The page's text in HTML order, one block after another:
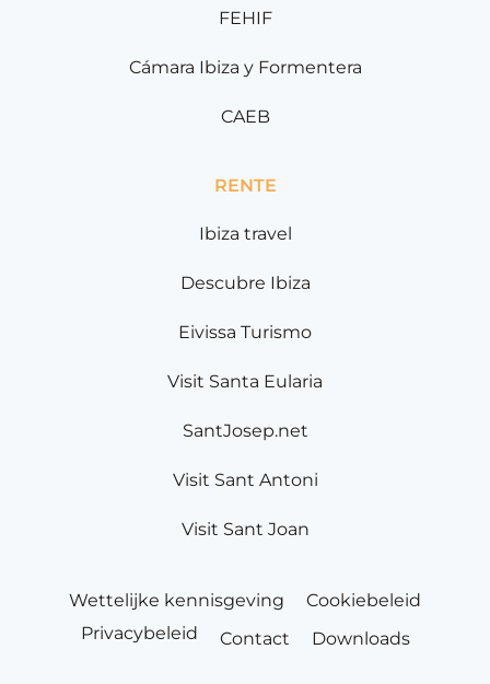
FEHIF
Cámara Ibiza y Formentera
CAEB
RENTE
Ibiza travel
Descubre Ibiza
Eivissa Turismo
Visit Santa Eularia
SantJosep.net
Visit Sant Antoni
Visit Sant Joan
Wettelijke kennisgeving
Cookiebeleid
Privacybeleid
Contact Downloads